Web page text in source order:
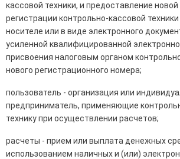
кассовой техники, и предоставление новой
регистрации контрольно-кассовой
носителе или в виде электронного
усиленной квалифицированной
присвоения налоговым органом
нового регистрационного номера;
пользователь - организация или
предприниматель, применяющие
технику при осуществлении расчетов;
расчеты - прием или выплата денежных
использованием наличных и (или)